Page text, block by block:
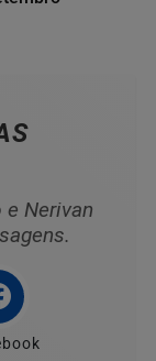
Nerivan